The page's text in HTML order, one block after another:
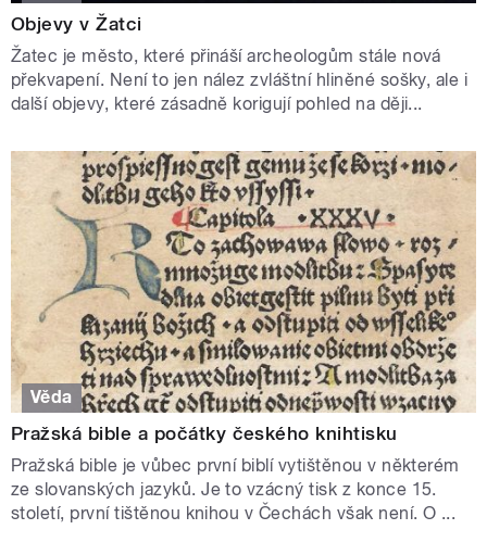
Objevy v Žatci
Žatec je město, které přináší archeologům stále nová
překvapení. Není to jen nález zvláštní hliněné sošky, ale i
další objevy, které zásadně korigují pohled na ději...
Věda
Pražská bible a počátky českého knihtisku
Pražská bible je vůbec první biblí vytištěnou v některém
ze slovanských jazyků. Je to vzácný tisk z konce 15.
století, první tištěnou knihou v Čechách však není. O ...